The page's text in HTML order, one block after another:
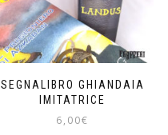
SEGNALIBRO GHIANDAIA
IMITATRICE
6,00€